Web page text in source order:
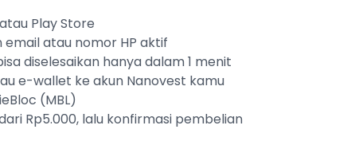
Play Store
email atau nomor HP aktif
diselesaikan hanya dalam 1 menit
e-wallet ke akun Nanovest kamu
(MBL)
Rp5.000, lalu konfirmasi pembelian